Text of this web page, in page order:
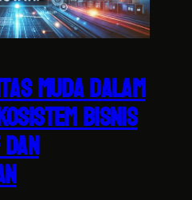
Muda dalam
Bisnis